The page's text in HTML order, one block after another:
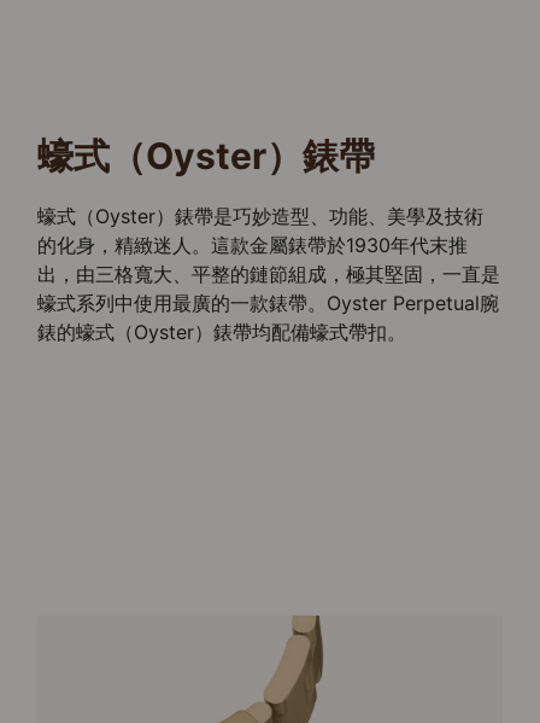
蠔式（Oyster）錶帶
蠔式（Oyster）錶帶是巧妙造型、功能、美學及技術
的化身，精緻迷人。這款金屬錶帶於1930年代末推
出，由三格寬大、平整的鏈節組成，極其堅固，一直是
蠔式系列中使用最廣的一款錶帶。Oyster Perpetual腕
錶的蠔式（Oyster）錶帶均配備蠔式帶扣。